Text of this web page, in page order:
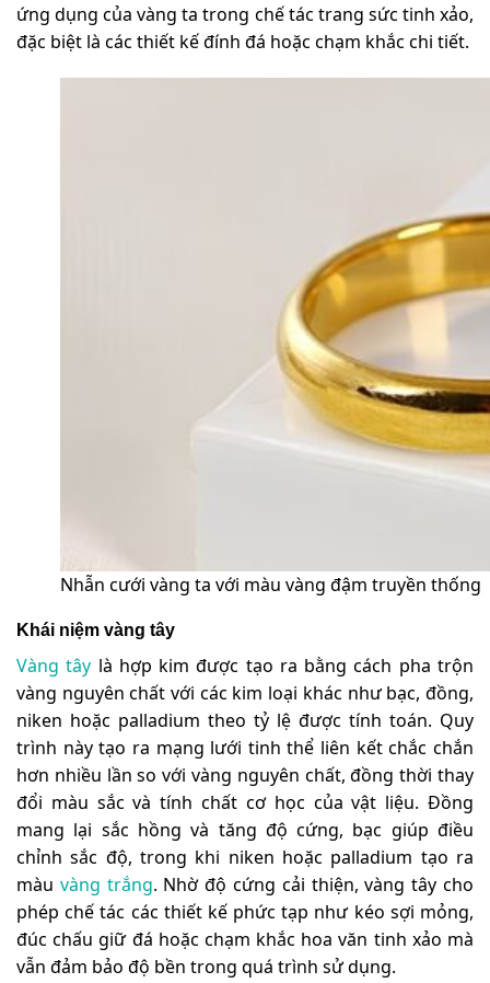
ứng dụng của vàng ta trong chế tác trang sức tinh xảo,
đặc biệt là các thiết kế đính đá hoặc chạm khắc chi tiết.
Nhẫn cưới vàng ta với màu vàng đậm truyền thống
Khái niệm vàng tây
Vàng tây là hợp kim được tạo ra bằng cách pha trộn
vàng nguyên chất với các kim loại khác như bạc, đồng,
niken hoặc palladium theo tỷ lệ được tính toán. Quy
trình này tạo ra mạng lưới tinh thể liên kết chắc chắn
hơn nhiều lần so với vàng nguyên chất, đồng thời thay
đổi màu sắc và tính chất cơ học của vật liệu. Đồng
mang lại sắc hồng và tăng độ cứng, bạc giúp điều
chỉnh sắc độ, trong khi niken hoặc palladium tạo ra
màu vàng trắng. Nhờ độ cứng cải thiện, vàng tây cho
phép chế tác các thiết kế phức tạp như kéo sợi mỏng,
đúc chấu giữ đá hoặc chạm khắc hoa văn tinh xảo mà
vẫn đảm bảo độ bền trong quá trình sử dụng.